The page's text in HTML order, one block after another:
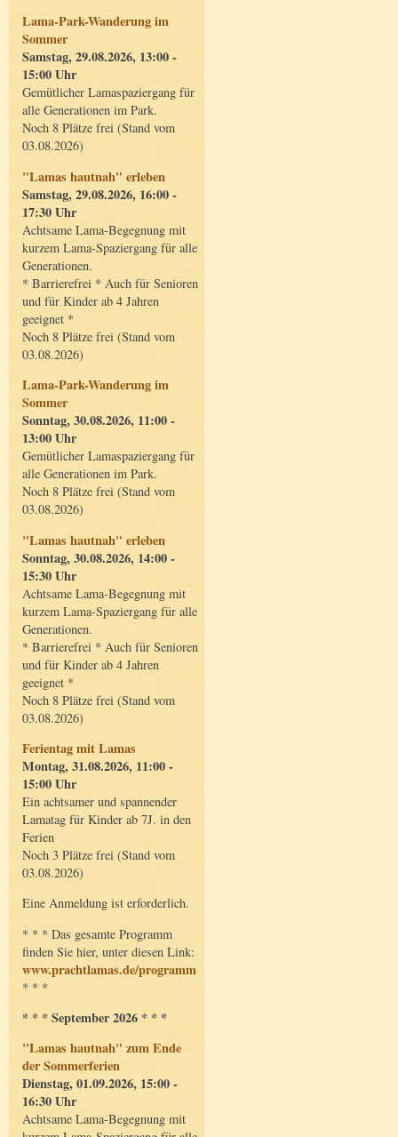
Lama-Park-Wanderung im
Sommer
Samstag, 29.08.2026, 13:00 -
15:00 Uhr
Gemütlicher Lamaspaziergang für
alle Generationen im Park.
Noch 8 Plätze frei (Stand vom
03.08.2026)
"Lamas hautnah" erleben
Samstag, 29.08.2026, 16:00 -
17:30 Uhr
Achtsame Lama-Begegnung mit
kurzem Lama-Spaziergang für alle
Generationen.
* Barrierefrei * Auch für Senioren
und für Kinder ab 4 Jahren
geeignet *
Noch 8 Plätze frei (Stand vom
03.08.2026)
Lama-Park-Wanderung im
Sommer
Sonntag, 30.08.2026, 11:00 -
13:00 Uhr
Gemütlicher Lamaspaziergang für
alle Generationen im Park.
Noch 8 Plätze frei (Stand vom
03.08.2026)
"Lamas hautnah" erleben
Sonntag, 30.08.2026, 14:00 -
15:30 Uhr
Achtsame Lama-Begegnung mit
kurzem Lama-Spaziergang für alle
Generationen.
* Barrierefrei * Auch für Senioren
und für Kinder ab 4 Jahren
geeignet *
Noch 8 Plätze frei (Stand vom
03.08.2026)
Ferientag mit Lamas
Montag, 31.08.2026, 11:00 -
15:00 Uhr
Ein achtsamer und spannender
Lamatag für Kinder ab 7J. in den
Ferien
Noch 3 Plätze frei (Stand vom
03.08.2026)
Eine Anmeldung ist erforderlich.
* * * Das gesamte Programm
finden Sie hier, unter diesen Link:
www.prachtlamas.de/programm
* * *
* * * September 2026 * * *
"Lamas hautnah" zum Ende
der Sommerferien
Dienstag, 01.09.2026, 15:00 -
16:30 Uhr
Achtsame Lama-Begegnung mit